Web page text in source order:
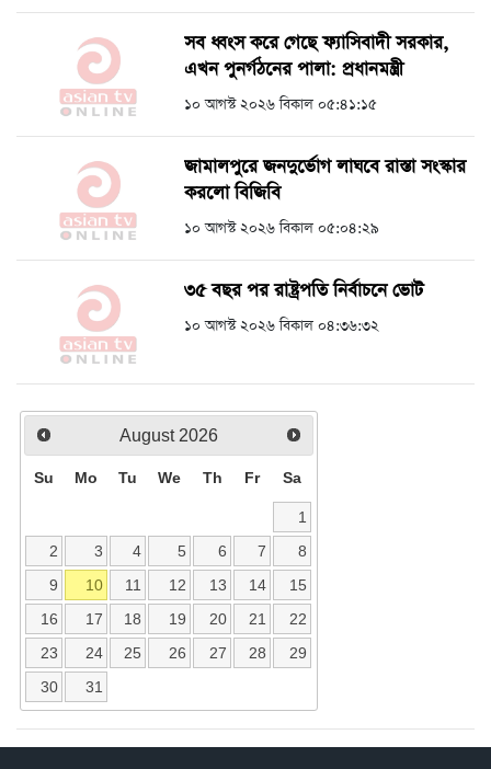
সব ধ্বংস করে গেছে ফ্যাসিবাদী সরকার,
এখন পুনর্গঠনের পালা: প্রধানমন্ত্রী
১০ আগস্ট ২০২৬ বিকাল ০৫:৪১:১৫
জামালপুরে জনদুর্ভোগ লাঘবে রাস্তা সংস্কার
করলো বিজিবি
১০ আগস্ট ২০২৬ বিকাল ০৫:০৪:২৯
৩৫ বছর পর রাষ্ট্রপতি নির্বাচনে ভোট
১০ আগস্ট ২০২৬ বিকাল ০৪:৩৬:৩২
August 2026
Su Mo Tu We Th Fr Sa
1
2
3 4 5 6 7
8
9
10 11 12 13 14
15
16
17 18 19 20 21
22
23
24 25 26 27 28
29
30
31